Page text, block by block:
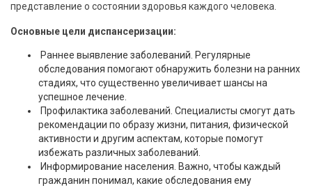
представление о состоянии здоровья каждого человека.
Основные цели диспансеризации:
Раннее выявление заболеваний. Регулярные
обследования помогают обнаружить болезни на ранних
стадиях, что существенно увеличивает шансы на
успешное лечение.
Профилактика заболеваний. Специалисты смогут дать
рекомендации по образу жизни, питания, физической
активности и другим аспектам, которые помогут
избежать различных заболеваний.
Информирование населения. Важно, чтобы каждый
гражданин понимал, какие обследования ему